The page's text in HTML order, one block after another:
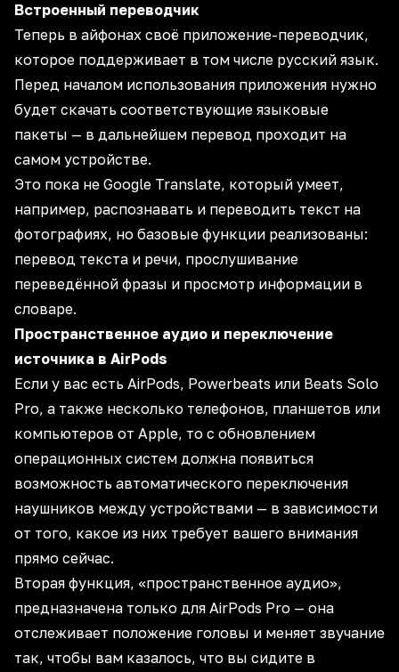
Встроенный переводчик
Теперь в айфонах своё приложение-переводчик,
которое поддерживает в том числе русский язык.
Перед началом использования приложения нужно
будет скачать соответствующие языковые
пакеты — в дальнейшем перевод проходит на
самом устройстве.
Это пока не Google Translate, который умеет,
например, распознавать и переводить текст на
фотографиях, но базовые функции реализованы:
перевод текста и речи, прослушивание
переведённой фразы и просмотр информации в
словаре.
Пространственное аудио и переключение
источника в AirPods
Если у вас есть AirPods, Powerbeats или Beats Solo
Pro, а также несколько телефонов, планшетов или
компьютеров от Apple, то с обновлением
операционных систем должна появиться
возможность автоматического переключения
наушников между устройствами — в зависимости
от того, какое из них требует вашего внимания
прямо сейчас.
Вторая функция, «пространственное аудио»,
предназначена только для AirPods Pro — она
отслеживает положение головы и меняет звучание
так, чтобы вам казалось, что вы сидите в